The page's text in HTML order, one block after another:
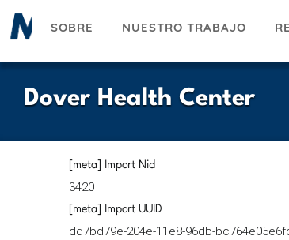
Pasar
SOBRE NUESTRO TRABAJO
Dover Health Center
[meta] Import Nid
3420
[meta] Import UUID
dd7bd79e-204e-11e8-96db-